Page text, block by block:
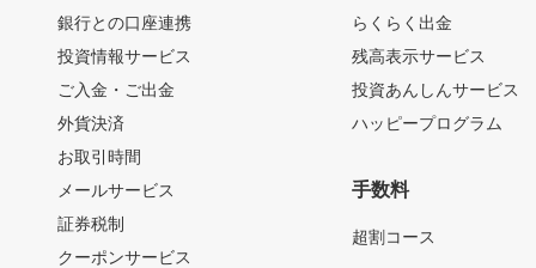
銀行との口座連携
投資情報サービス
ご入金・ご出金
外貨決済
お取引時間
メールサービス
証券税制
クーポンサービス
らくらく出金
残高表示サービス
投資あんしんサービス
ハッピープログラム
手数料
超割コース